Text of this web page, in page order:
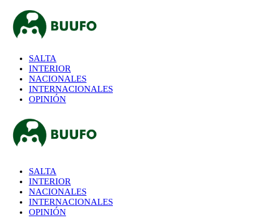
SALTA
INTERIOR
NACIONALES
INTERNACIONALES
OPINIÓN
SALTA
INTERIOR
NACIONALES
INTERNACIONALES
OPINIÓN